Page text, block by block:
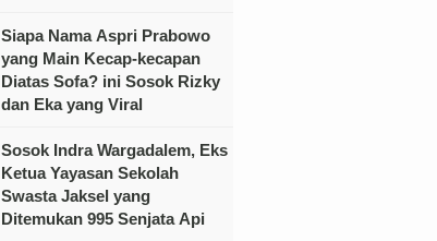
Siapa Nama Aspri Prabowo
yang Main Kecap-kecapan
Diatas Sofa? ini Sosok Rizky
dan Eka yang Viral
Sosok Indra Wargadalem, Eks
Ketua Yayasan Sekolah
Swasta Jaksel yang
Ditemukan 995 Senjata Api